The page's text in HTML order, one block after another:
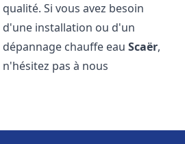
qualité. Si vous avez besoin
d'une installation ou d'un
dépannage chauffe eauScaër,
n'hésitez pas à nous